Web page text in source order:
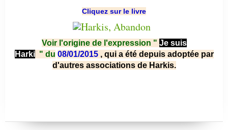
Cliquez sur le livre
Voir l'origine de l'expression " Je suis
Harki " du 08/01/2015 , qui a été depuis adoptée par
d'autres associations de Harkis.